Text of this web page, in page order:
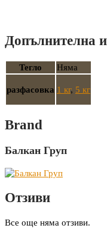
Допълнителна
Тегло Няма
разфасовка 1 кг, 5 кг
Brand
Балкан Груп
Отзиви
Все още няма отзиви.